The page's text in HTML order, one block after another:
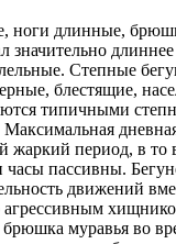
ноги длинные,
значительно
Степные
блестящие,
типичными
жаркий период, в то
часы пассивны.
движений
агрессивным
муравья во